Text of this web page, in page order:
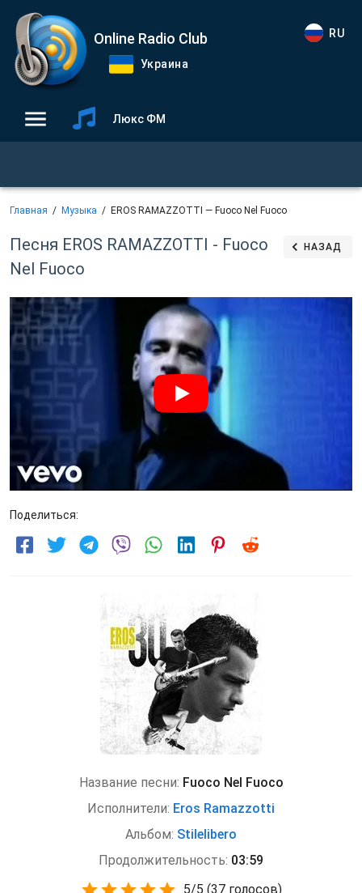
Online Radio Club
Украина
RU
Люкс ФМ
Главная Музыка EROS RAMAZZOTTI — Fuoco Nel Fuoco
Песня EROS RAMAZZOTTI - Fuoco
Nel Fuoco
НАЗАД
Поделиться:
Название песни: Fuoco Nel Fuoco
Исполнители: Eros Ramazzotti
Альбом: Stilelibero
Продолжительность: 03:59
5/5 (37 голосов)